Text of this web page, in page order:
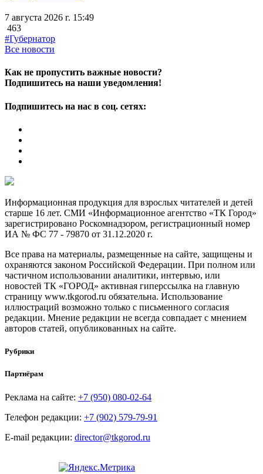
7 августа 2026 г. 15:49
463
#Губернатор
Все новости
Как не пропустить важные новости?
Подпишитесь на наши уведомления!
Подпишитесь на нас в соц. сетях:
Информационная продукция для взрослых читателей и детей
старше 16 лет. СМИ «Информационное агентство «ТК Город»
зарегистрировано Роскомнадзором, регистрационный номер
ИА № ФС 77 - 79870 от 31.12.2020 г.
Все права на материалы, размещенные на сайте, защищены и
охраняются законом Российской Федерации. При полном или
частичном использовании аналитики, интервью, или
новостей ТК «ГОРОД» активная гиперссылка на главную
страницу www.tkgorod.ru обязательна. Использование
иллюстраций возможно только с письменного согласия
редакции. Мнение редакции не всегда совпадает с мнением
авторов статей, опубликованных на сайте.
Рубрики
Партнёрам
Реклама на сайте: +7 (950) 080-02-64
Телефон редакции: +7 (902) 579-79-91
E-mail редакции: director@tkgorod.ru